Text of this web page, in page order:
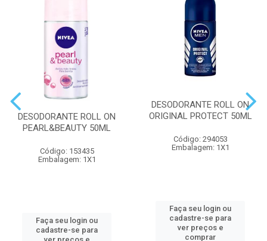
DESODORANTE ROLL ON
PEARL&BEAUTY 50ML
Código: 153435
Embalagem: 1X1
Faça seu login ou
cadastre-se para
DESODORANTE ROLL ON
ORIGINAL PROTECT 50ML
Código: 294053
Embalagem: 1X1
Faça seu login ou
cadastre-se para
ver preços e
comprar